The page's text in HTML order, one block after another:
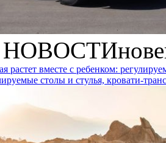
столы и стулья, кровати-